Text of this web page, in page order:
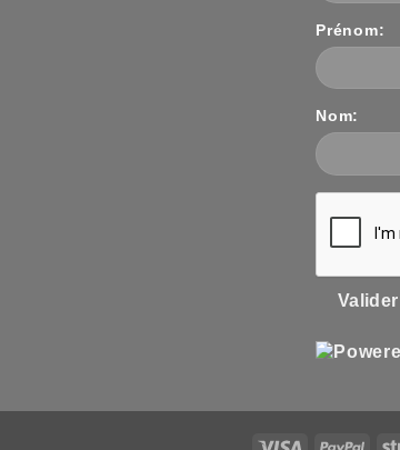
Prénom:
Nom:
Valider
Visa